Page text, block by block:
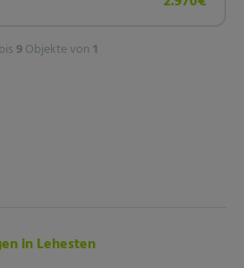
bis9Objekte von1
in Lehesten